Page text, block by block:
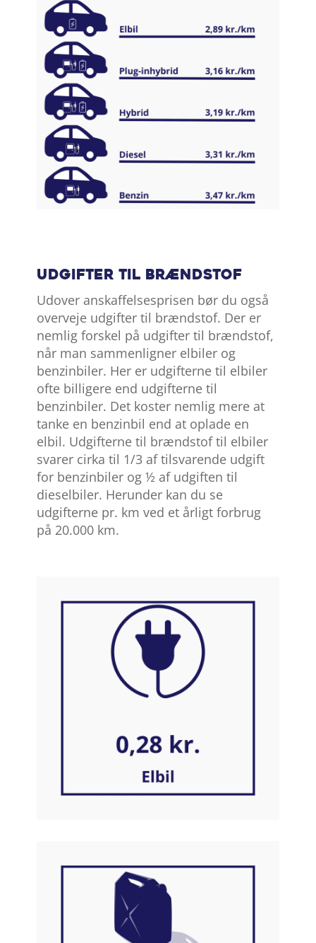
Udgifter til brændstof
Udover anskaffelsesprisen bør du også
overveje udgifter til brændstof. Der er
nemlig forskel på udgifter til brændstof,
når man sammenligner elbiler og
benzinbiler. Her er udgifterne til elbiler
ofte billigere end udgifterne til
benzinbiler. Det koster nemlig mere at
tanke en benzinbil end at oplade en
elbil. Udgifterne til brændstof til elbiler
svarer cirka til 1/3 af tilsvarende udgift
for benzinbiler og ½ af udgiften til
dieselbiler. Herunder kan du se
udgifterne pr. km ved et årligt forbrug
på 20.000 km.